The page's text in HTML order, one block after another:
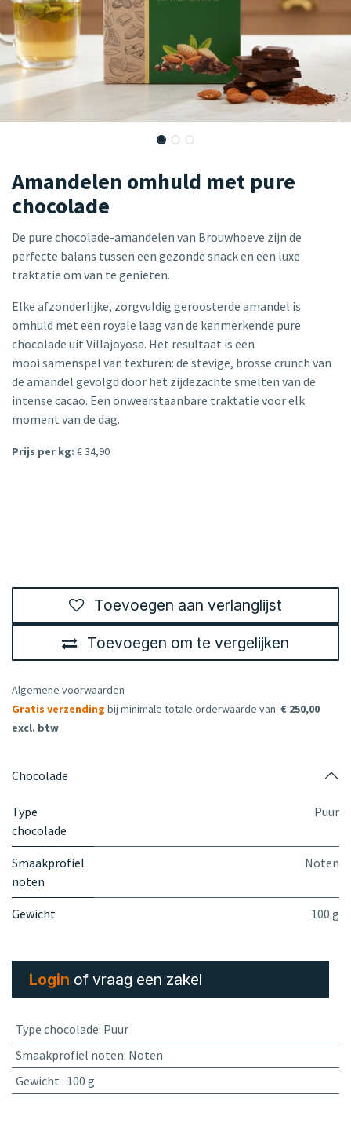
Amandelen omhuld met pure
chocolade
De pure chocolade-amandelen van Brouwhoeve zijn de
perfecte balans tussen een gezonde snack en een luxe
traktatie om van te genieten.
Elke afzonderlijke, zorgvuldig geroosterde amandel is
omhuld met een royale laag van de kenmerkende pure
chocolade uit Villajoyosa. Het resultaat is een
mooi samenspel van texturen: de stevige, brosse crunch van
de amandel gevolgd door het zijdezachte smelten van de
intense cacao. Een onweerstaanbare traktatie voor elk
moment van de dag.
Prijs per kg: € 34,90
Toevoegen om te vergelijken
Toevoegen aan verlanglijst
Algemene voorwaarden
Gratis verzending bij minimale totale orderwaarde van: € 250,00
excl. btw
Chocolade
Type
chocolade
Puur
Smaakprofiel
noten
Noten
Gewicht 100 g
Login of vraag een zakel
Type chocolade: Puur
Smaakprofiel noten: Noten
Gewicht : 100 g